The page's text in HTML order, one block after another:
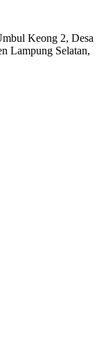
Keong 2, Desa
Lampung Selatan,